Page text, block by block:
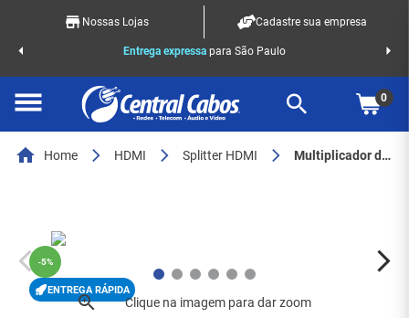
Nossas Lojas
Cadastre sua empresa
Entrega expressa para São Paulo
0
Home HDMI Splitter HDMI Multiplicador de video hdmi 2 portas 9285 - 22129285 - 8063
-5%
ENTREGA RÁPIDA